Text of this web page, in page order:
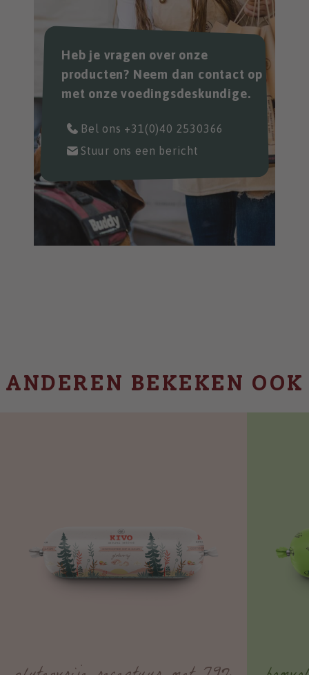
Heb je vragen over onze
producten? Neem dan contact op
met onze voedingsdeskundige.
Bel ons +31(0)40 2530366
Stuur ons een bericht
ANDEREN BEKEKEN OOK